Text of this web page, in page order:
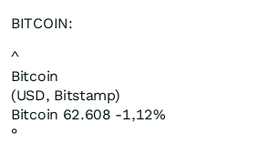
BITCOIN:
^
Bitcoin
(USD, Bitstamp)
Bitcoin 62.608 -1,12%
°